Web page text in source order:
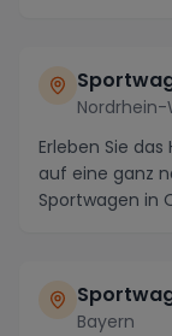
Erleben Sie
auf eine ganz
Sportwagen in
Bayern